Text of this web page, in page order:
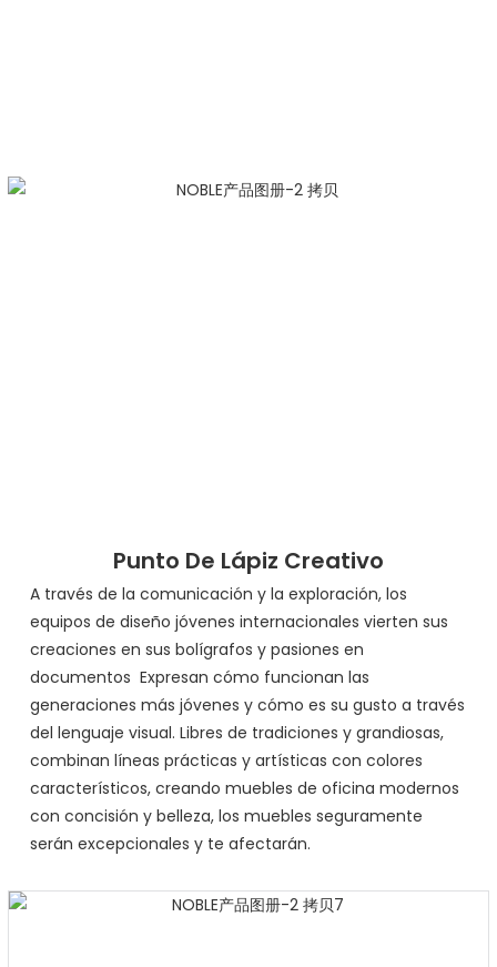
Punto De Lápiz Creativo
A través de la comunicación y la exploración, los
equipos de diseño jóvenes internacionales vierten sus
creaciones en sus bolígrafos y pasiones en
documentos Expresan cómo funcionan las
generaciones más jóvenes y cómo es su gusto a través
del lenguaje visual. Libres de tradiciones y grandiosas,
combinan líneas prácticas y artísticas con colores
característicos, creando muebles de oficina modernos
con concisión y belleza, los muebles seguramente
serán excepcionales y te afectarán.